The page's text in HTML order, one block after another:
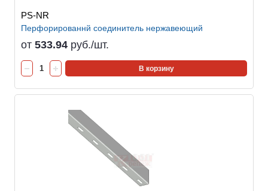
PS-NR
Перфорированнй соединитель нержавеющий
от 533.94 руб./шт.
В корзину